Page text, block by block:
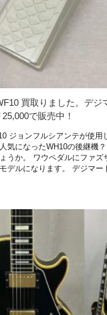
買取りました。デジ
25,000で販売中！
ジョンフルシアンテが使用
気になったWH10の後継機
うか。 ワウペダルにファズ
デルになります。 デジマー